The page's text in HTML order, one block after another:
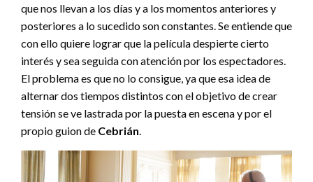
que nos llevan a los días y a los momentos anteriores y
posteriores a lo sucedido son constantes. Se entiende que
con ello quiere lograr que la película despierte cierto
interés y sea seguida con atención por los espectadores.
El problema es que no lo consigue, ya que esa idea de
alternar dos tiempos distintos con el objetivo de crear
tensión se ve lastrada por la puesta en escena y por el
propio guion de Cebrián.